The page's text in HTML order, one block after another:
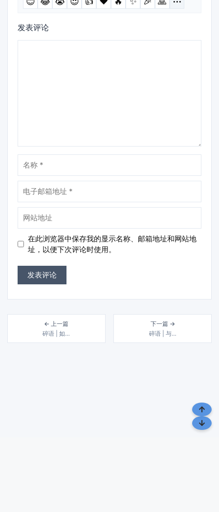
发表评论
称
子
邮
箱
地
址
站
址
在此浏览器中保存我的显示名称、邮箱地址和网站地
址，以便下次评论时使用。
← 上一篇
碎语 | 如…
下一篇 →
碎语 | 与…